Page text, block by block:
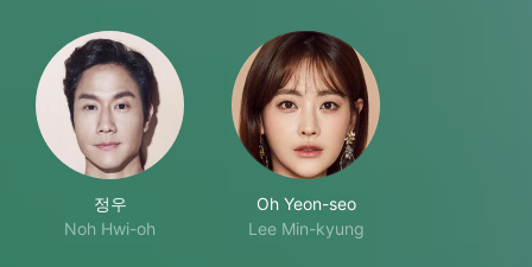
정우
Noh Hwi-oh
Oh Yeon-seo
Lee Min-kyung